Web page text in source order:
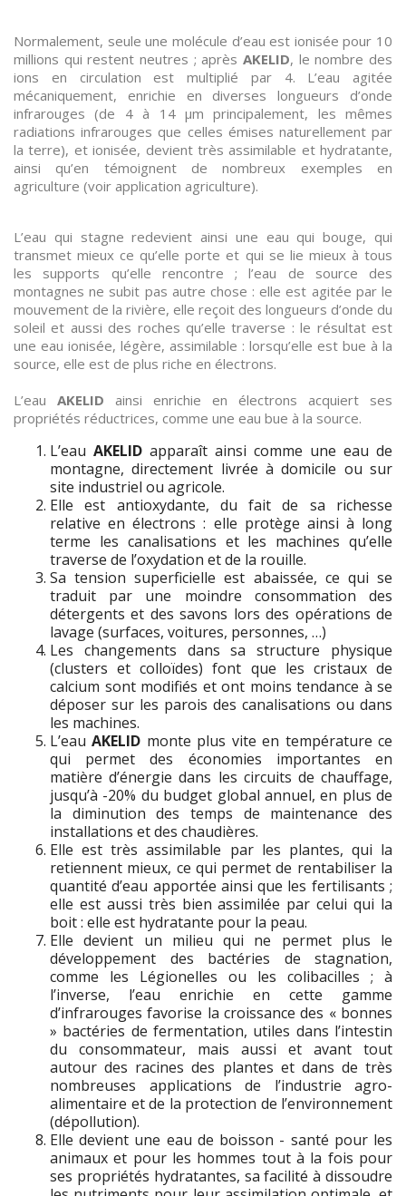
Normalement, seule une molécule d’eau est ionisée pour 10
millions qui restent neutres ; après AKELID, le nombre des
ions en circulation est multiplié par 4. L’eau agitée
mécaniquement, enrichie en diverses longueurs d’onde
infrarouges (de 4 à 14 µm principalement, les mêmes
radiations infrarouges que celles émises naturellement par
la terre), et ionisée, devient très assimilable et hydratante,
ainsi qu’en témoignent de nombreux exemples en
agriculture (voir application agriculture).
L’eau qui stagne redevient ainsi une eau qui bouge, qui
transmet mieux ce qu’elle porte et qui se lie mieux à tous
les supports qu’elle rencontre ; l’eau de source des
montagnes ne subit pas autre chose : elle est agitée par le
mouvement de la rivière, elle reçoit des longueurs d’onde du
soleil et aussi des roches qu’elle traverse : le résultat est
une eau ionisée, légère, assimilable : lorsqu’elle est bue à la
source, elle est de plus riche en électrons.
L’eau AKELID ainsi enrichie en électrons acquiert ses
propriétés réductrices, comme une eau bue à la source.
L’eau AKELID apparaît ainsi comme une eau de
montagne, directement livrée à domicile ou sur
site industriel ou agricole.
Elle est antioxydante, du fait de sa richesse
relative en électrons : elle protège ainsi à long
terme les canalisations et les machines qu’elle
traverse de l’oxydation et de la rouille.
Sa tension superficielle est abaissée, ce qui se
traduit par une moindre consommation des
détergents et des savons lors des opérations de
lavage (surfaces, voitures, personnes, …)
Les changements dans sa structure physique
(clusters et colloïdes) font que les cristaux de
calcium sont modifiés et ont moins tendance à se
déposer sur les parois des canalisations ou dans
les machines.
L’eauAKELID monte plus vite en température ce
qui permet des économies importantes en
matière d’énergie dans les circuits de chauffage,
jusqu’à -20% du budget global annuel, en plus de
la diminution des temps de maintenance des
installations et des chaudières.
Elle est très assimilable par les plantes, qui la
retiennent mieux, ce qui permet de rentabiliser la
quantité d’eau apportée ainsi que les fertilisants ;
elle est aussi très bien assimilée par celui qui la
boit : elle est hydratante pour la peau.
Elle devient un milieu qui ne permet plus le
développement des bactéries de stagnation,
comme les Légionelles ou les colibacilles ; à
l’inverse, l’eau enrichie en cette gamme
d’infrarouges favorise la croissance des « bonnes
» bactéries de fermentation, utiles dans l’intestin
du consommateur, mais aussi et avant tout
autour des racines des plantes et dans de très
nombreuses applications de l’industrie agro-
alimentaire et de la protection de l’environnement
(dépollution).
Elle devient une eau de boisson - santé pour les
animaux et pour les hommes tout à la fois pour
ses propriétés hydratantes, sa facilité à dissoudre